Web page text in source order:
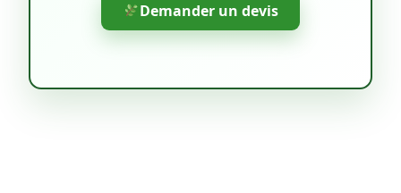
Demander un devis